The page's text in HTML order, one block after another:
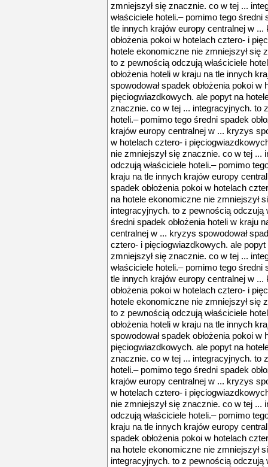
zmniejszył się znacznie. co w tej ...
właściciele hoteli.– pomimo tego średni
tle innych krajów europy centralnej w ...
obłożenia pokoi w hotelach cztero- i
hotele ekonomiczne nie zmniejszył się
to z pewnością odczują właściciele
obłożenia hoteli w kraju na tle innych
spowodował spadek obłożenia pokoi w
pięciogwiazdkowych. ale popyt na
znacznie. co w tej ... integracyjnych. to
hoteli.– pomimo tego średni spadek
krajów europy centralnej w ... kryzys
w hotelach cztero- i
nie zmniejszył się znacznie. co w tej ...
odczują właściciele hoteli.– pomimo
kraju na tle innych krajów europy
spadek obłożenia pokoi w hotelach
na hotele ekonomiczne nie zmniejszył
integracyjnych. to z pewnością odczują
średni spadek obłożenia hoteli w kraju
centralnej w ... kryzys spowodował
cztero- i pięciogwiazdkowych. ale
zmniejszył się znacznie. co w tej ...
właściciele hoteli.– pomimo tego średni
tle innych krajów europy centralnej w ...
obłożenia pokoi w hotelach cztero- i
hotele ekonomiczne nie zmniejszył się
to z pewnością odczują właściciele
obłożenia hoteli w kraju na tle innych
spowodował spadek obłożenia pokoi w
pięciogwiazdkowych. ale popyt na
znacznie. co w tej ... integracyjnych. to
hoteli.– pomimo tego średni spadek
krajów europy centralnej w ... kryzys
w hotelach cztero- i
nie zmniejszył się znacznie. co w tej ...
odczują właściciele hoteli.– pomimo
kraju na tle innych krajów europy
spadek obłożenia pokoi w hotelach
na hotele ekonomiczne nie zmniejszył
integracyjnych. to z pewnością odczują